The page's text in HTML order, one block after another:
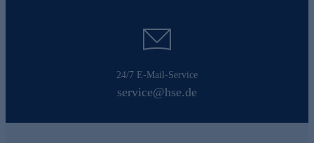
24/7 E-Mail-Service
service@hse.de